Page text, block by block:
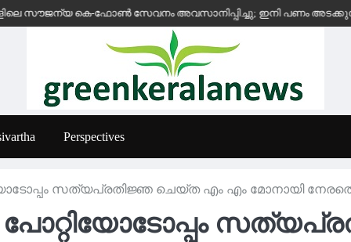
കെ-ഫോൺ സേവനം അവസാനിപ്പിച്ചു; ഇനി പണം അടക്കുന്ന
Perspectives
സത്യപ്രതിജ്ഞ ചെയ്‌ത എം എം മോനായി